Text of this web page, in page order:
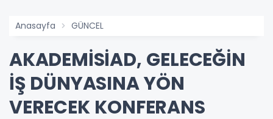
Anasayfa GÜNCEL
AKADEMİSİAD, GELECEĞİN
İŞ DÜNYASINA YÖN
VERECEK KONFERANS